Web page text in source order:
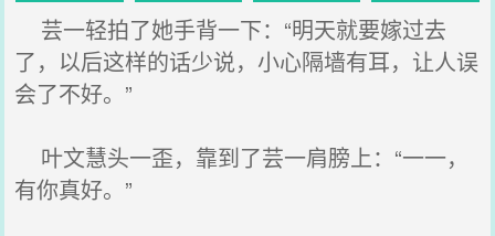
芸一轻拍了她手背一下：“明天就要嫁过去
了，以后这样的话少说，小心隔墙有耳，让人误
会了不好。”
叶文慧头一歪，靠到了芸一肩膀上：“一一，
有你真好。”